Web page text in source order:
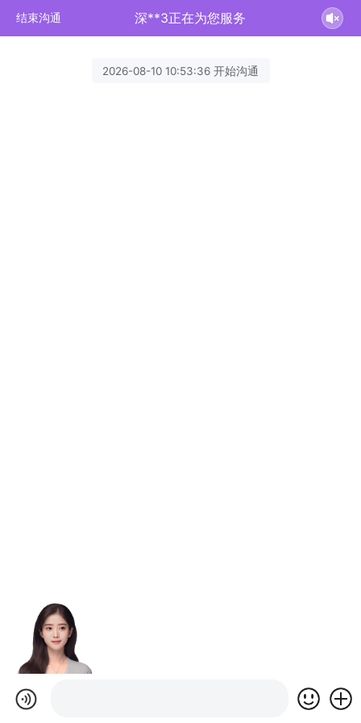
结束沟通 深**3正在为您服务
2026-08-10 10:53:36 开始沟通